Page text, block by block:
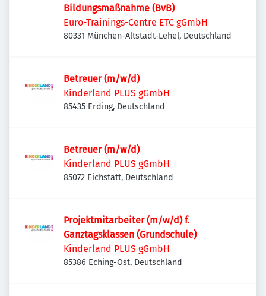
Bildungsmaßnahme (BvB)
Euro-Trainings-Centre ETC gGmbH
80331 München-Altstadt-Lehel, Deutschland
Betreuer (m/w/d)
Kinderland PLUS gGmbH
85435 Erding, Deutschland
Betreuer (m/w/d)
Kinderland PLUS gGmbH
85072 Eichstätt, Deutschland
Projektmitarbeiter (m/w/d) f.
Ganztagsklassen (Grundschule)
Kinderland PLUS gGmbH
85386 Eching-Ost, Deutschland